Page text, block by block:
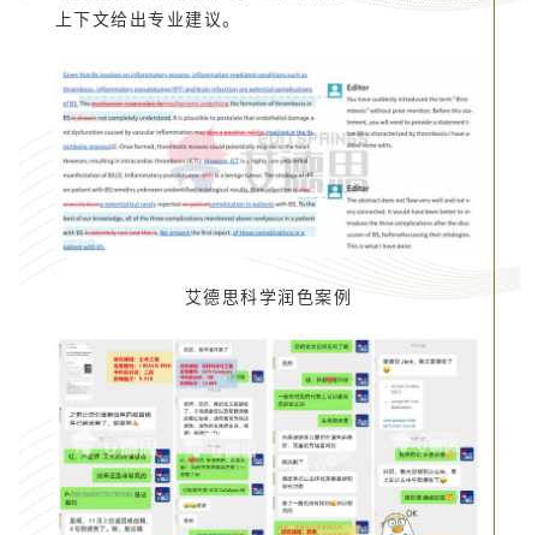
上下文给出专业建议。
艾德思科学润色案例